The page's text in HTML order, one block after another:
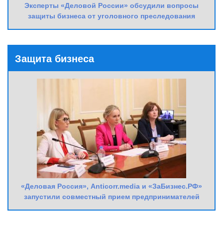
Эксперты «Деловой России» обсудили вопросы
защиты бизнеса от уголовного преследования
Защита бизнеса
«Деловая Россия», Anticorr.media и «ЗаБизнес.РФ»
запустили совместный прием предпринимателей